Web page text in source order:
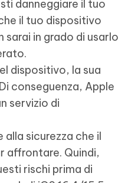
danneggiare il tuo
il tuo dispositivo
in grado di usarlo
dispositivo, la sua
conseguenza, Apple
servizio di
alla sicurezza che il
affrontare. Quindi,
rischi prima di